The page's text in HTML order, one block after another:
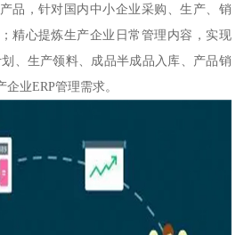
品，针对国内中小企业采购、生产、销
精心提炼生产企业日常管理内容，实现
、生产领料、成品半成品入库、产品销
业ERP管理需求。